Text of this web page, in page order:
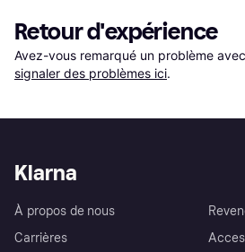
Retour d'expérience
Avez-vous remarqué un problème
signaler des problèmes ici.
Klarna
À propos de nous
Carrières